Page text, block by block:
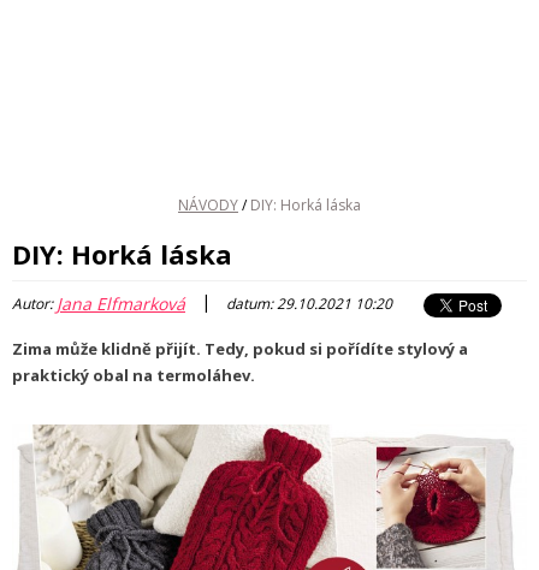
NÁVODY/ DIY: Horká láska
DIY: Horká láska
Autor:Jana Elfmarková | datum: 29.10.2021 10:20
Zima může klidně přijít. Tedy, pokud si pořídíte stylový a
praktický obal na termoláhev.